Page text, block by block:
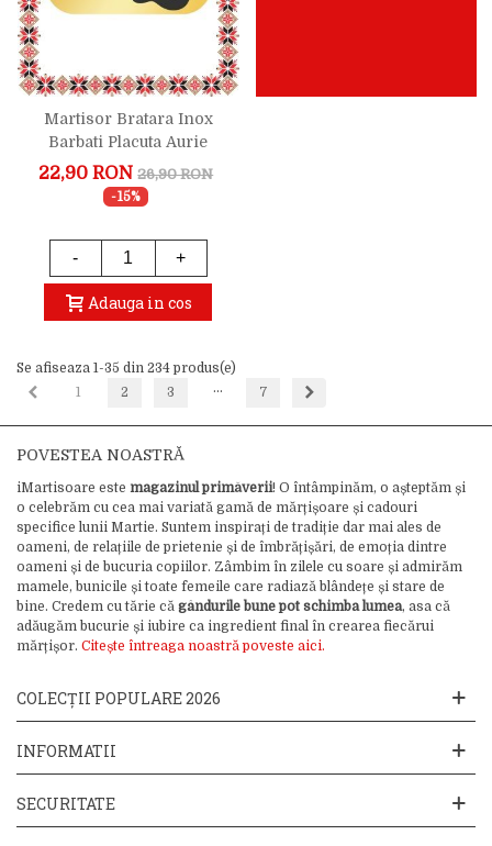
Martisor Bratara Inox
Barbati Placuta Aurie
Muzica Chitara
22,90 RON 26,90 RON
-15%
- +
Adauga in cos
Se afiseaza 1-35 din 234 produs(e)
Inapoi1 2 3 … 7
POVESTEA NOASTRĂ
iMartisoare este magazinul primăverii! O întâmpinăm, o așteptăm și
o celebrăm cu cea mai variată gamă de mărțișoare și cadouri
specifice lunii Martie. Suntem inspirați de tradiție dar mai ales de
oameni, de relațiile de prietenie și de îmbrățișări, de emoția dintre
oameni și de bucuria copiilor. Zâmbim în zilele cu soare și admirăm
mamele, bunicile și toate femeile care radiază blândețe și stare de
bine. Credem cu tărie că gândurile bune pot schimba lumea, asa că
adăugăm bucurie și iubire ca ingredient final în crearea fiecărui
mărțișor. Citește întreaga noastră poveste aici.
COLECȚII POPULARE 2026
INFORMATII
SECURITATE